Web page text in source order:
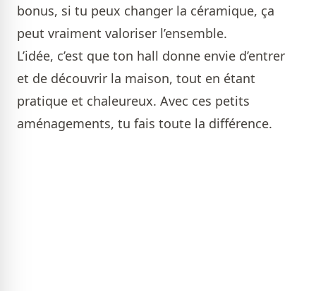
bonus, si tu peux changer la céramique, ça
peut vraiment valoriser l’ensemble.
L’idée, c’est que ton hall donne envie d’entrer
et de découvrir la maison, tout en étant
pratique et chaleureux. Avec ces petits
aménagements, tu fais toute la différence.